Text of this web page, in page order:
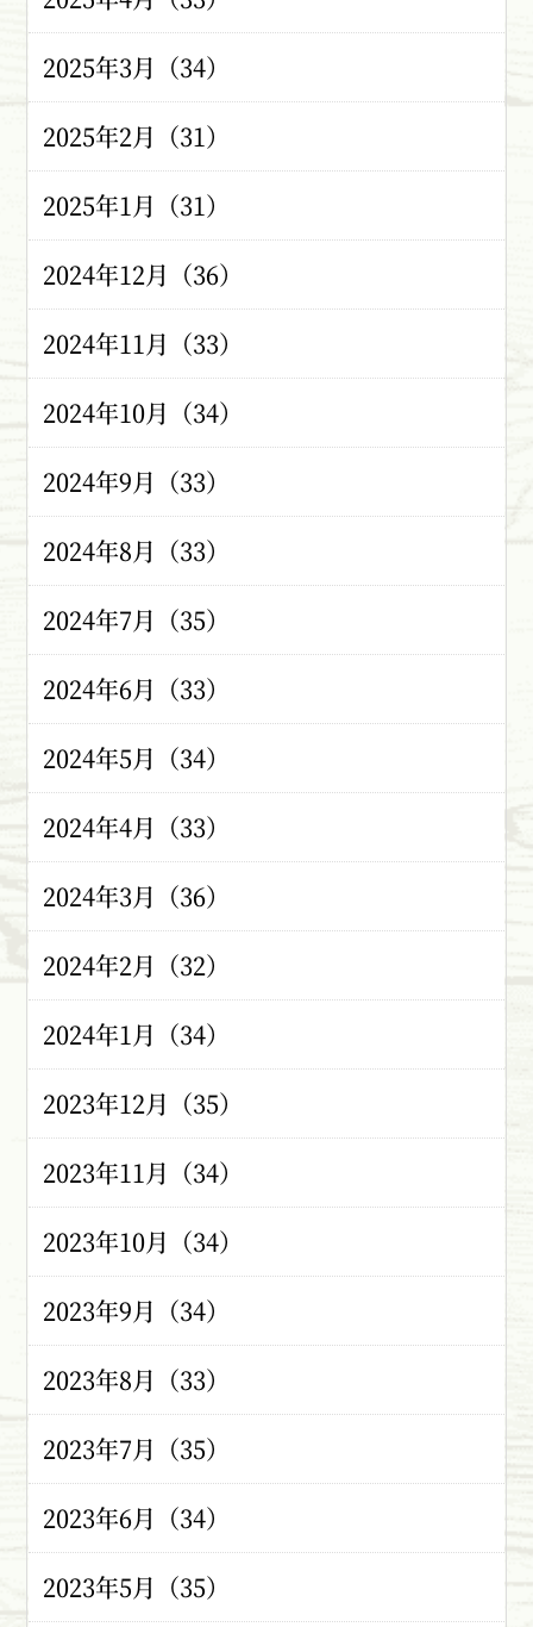
2025年3月（34）
2025年2月（31）
2025年1月（31）
2024年12月（36）
2024年11月（33）
2024年10月（34）
2024年9月（33）
2024年8月（33）
2024年7月（35）
2024年6月（33）
2024年5月（34）
2024年4月（33）
2024年3月（36）
2024年2月（32）
2024年1月（34）
2023年12月（35）
2023年11月（34）
2023年10月（34）
2023年9月（34）
2023年8月（33）
2023年7月（35）
2023年6月（34）
2023年5月（35）